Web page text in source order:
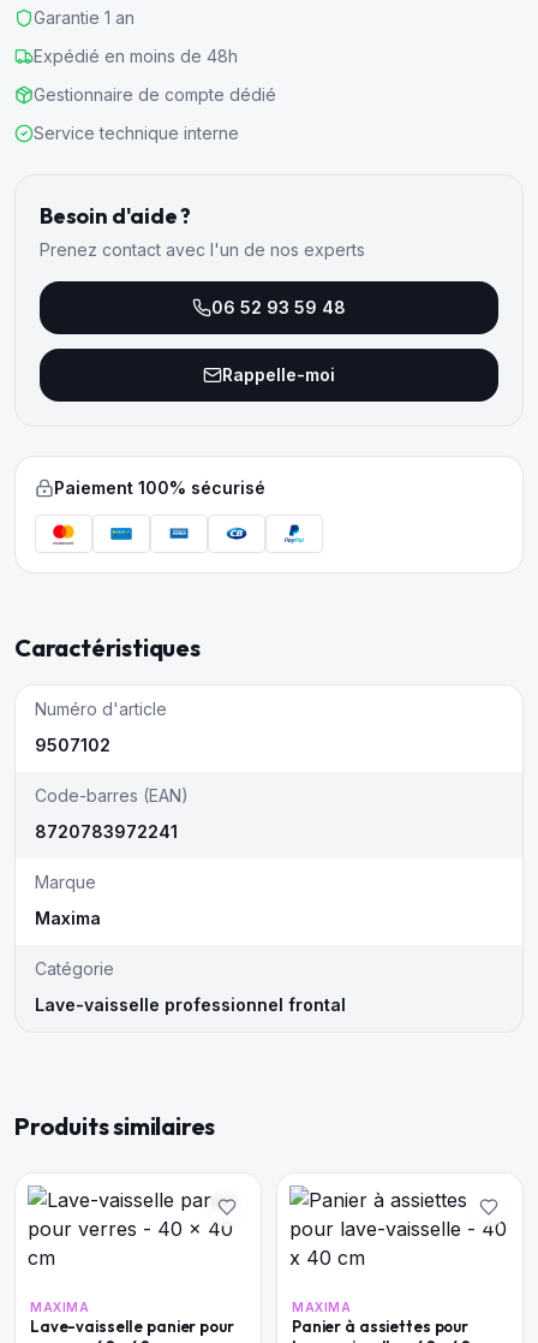
Garantie 1 an
Expédié en moins de 48h
Gestionnaire de compte dédié
Service technique interne
Besoin d'aide ?
Prenez contact avec l'un de nos experts
06 52 93 59 48
Rappelle-moi
Paiement 100% sécurisé
Caractéristiques
Numéro d'article
9507102
Code-barres (EAN)
8720783972241
Marque
Maxima
Catégorie
Lave-vaisselle professionnel frontal
Produits similaires
MAXIMA
Lave-vaisselle panier pour
MAXIMA
Panier à assiettes pour